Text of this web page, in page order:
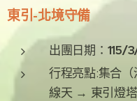
東引-北境守備
出團日期： 115/
行程亮點:集合
線天 → 東引燈